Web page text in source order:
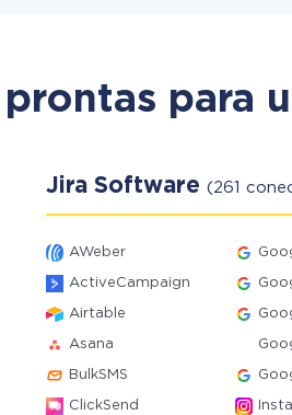
para
Jira Software (261
AWeber
ActiveCampaign
Airtable
Asana
BulkSMS
ClickSend